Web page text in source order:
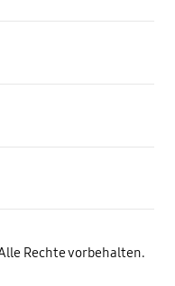
Rechte vorbehalten.